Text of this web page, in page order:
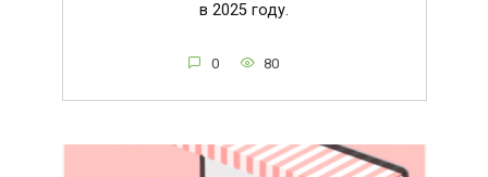
в 2025 году.
0 80